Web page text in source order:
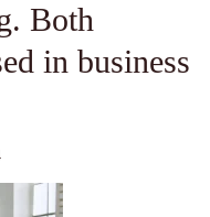
Both
in business